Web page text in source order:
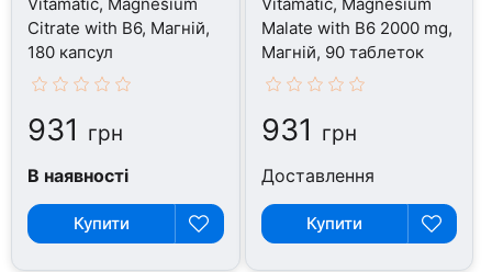
Citrate with B6, Магній,
180 капсул
931 грн
В наявності
Купити
Malate with B6 2000 mg,
Магній, 90 таблеток
931 грн
Доставлення
Купити